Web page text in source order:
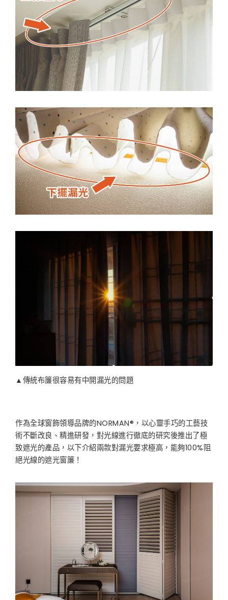
▲傳統布簾很容易有中開漏光的問題
作為全球窗飾領導品牌的NORMAN®，以心靈手巧的工藝技
術不斷改良、精進研發，對光線進行徹底的研究後推出了極
致遮光的產品，以下介紹兩款對漏光要求極高，能夠100%阻
絕光線的遮光窗簾！